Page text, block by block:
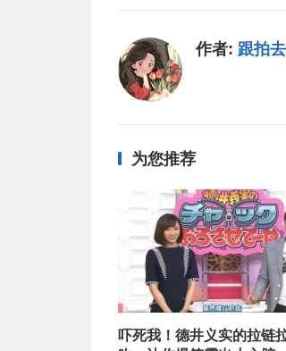
作者: 跟拍
为您推荐
吓死我！德井义实的拉链